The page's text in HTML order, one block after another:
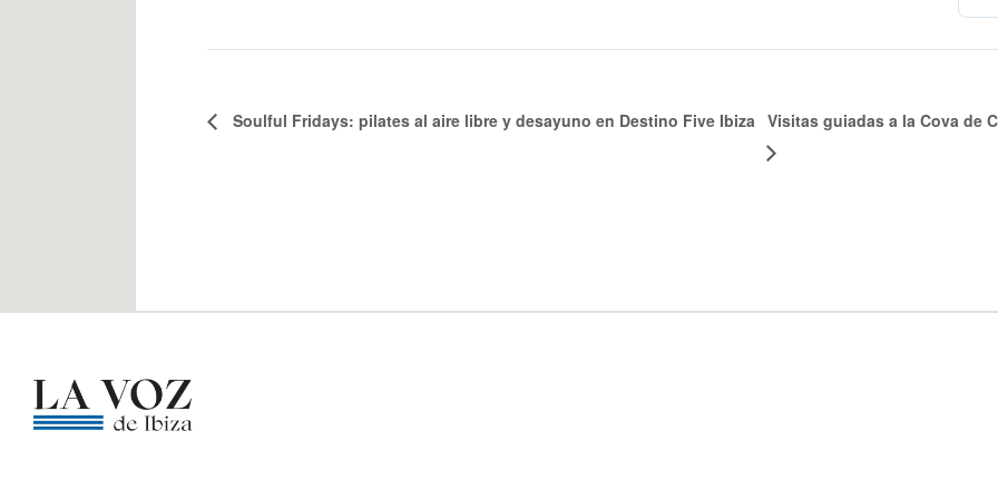
Soulful Fridays: pilates al aire libre y desayuno en Destino Five Ibiza Visitas guiadas a la Cova de